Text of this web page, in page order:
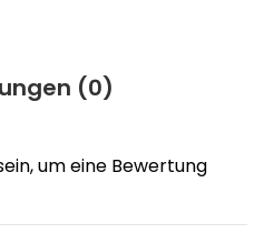
(0)
um eine Bewertung